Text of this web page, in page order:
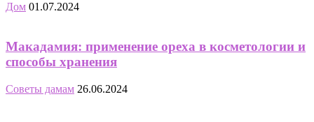
Дом 01.07.2024
Макадамия: применение ореха в косметологии и
способы хранения
Советы дамам 26.06.2024